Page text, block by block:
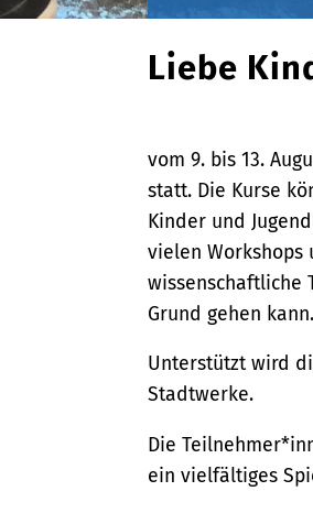
Liebe
vom 9. bis 13.
statt. Die Kurse
Kinder und
vielen Workshops
wissenschaftliche
Grund gehen kann.
Unterstützt wird
Stadtwerke.
Die
ein vielfältiges